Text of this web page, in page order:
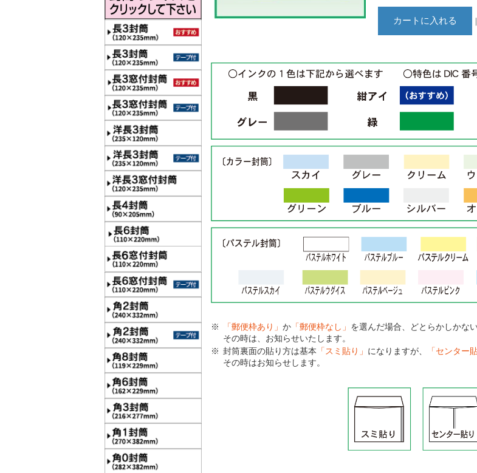
｜
「郵便枠あり」 か 「郵便枠なし」 を選んだ場合、どとらかしかな
その時は、お知らせいたします。
封筒裏面の貼り方は基本 「スミ貼り」 になりますが、 「センター
その時はお知らせします。